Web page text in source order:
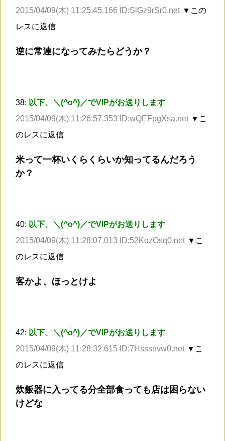
2015/04/09(木) 11:25:45.166 ID:SlGz9rSr0.net ▼この
レスに返信
逆に常連になってみたらどうか？
38: 以下、＼(^o^)／でVIPがお送りします
2015/04/09(木) 11:26:57.353 ID:wQEFpgXsa.net ▼こ
のレスに返信
米って一杯いくらくらいか知ってるんだろう
か？
40: 以下、＼(^o^)／でVIPがお送りします
2015/04/09(木) 11:28:07.013 ID:52KozOsq0.net ▼こ
のレスに返信
客かよ、ほっとけよ
42: 以下、＼(^o^)／でVIPがお送りします
2015/04/09(木) 11:28:32.615 ID:7Hsssnvw0.net ▼こ
のレスに返信
炊飯器に入ってる分全部食っても店は困らない
けどな